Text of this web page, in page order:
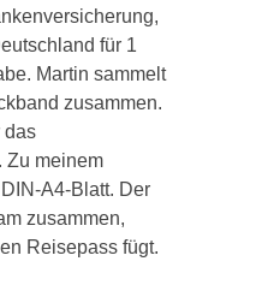
für 1
Martin sammelt
zusammen.
das
Zu meinem
A4-Blatt. Der
zusammen,
Reisepass fügt.